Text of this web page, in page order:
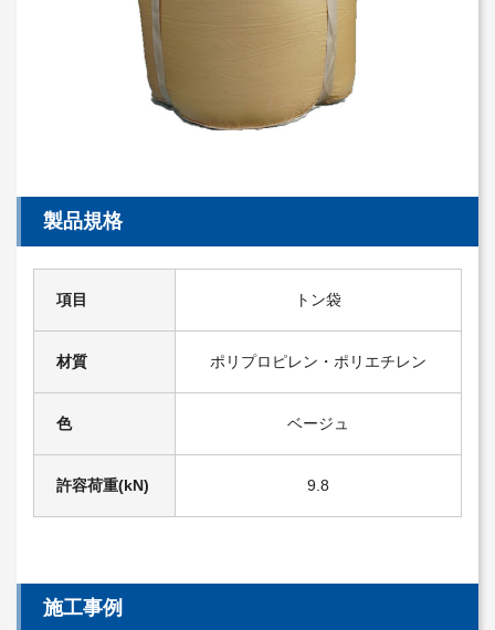
製品規格
項目 トン袋
材質 ポリプロピレン・ポリエチレン
色 ベージュ
許容荷重(kN) 9.8
施工事例